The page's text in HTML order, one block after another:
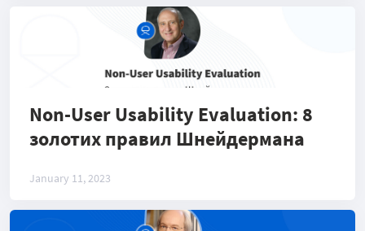
Non-User Usability Evaluation: 8
золотих правил Шнейдермана
January 11, 2023